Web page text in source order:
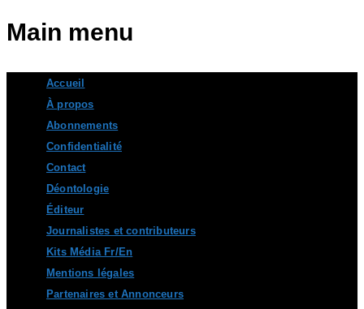
Main menu
content
Accueil
À propos
Abonnements
Confidentialité
Contact
Déontologie
Éditeur
Journalistes et contributeurs
Kits Média Fr/En
Mentions légales
Partenaires et Annonceurs